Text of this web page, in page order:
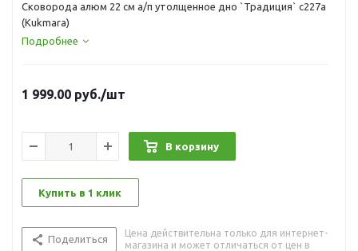
Сковорода алюм 22 см а/п утолщенное дно `Традиция` с227а
(Kukmara)
Подробнее
1 999.00 руб./шт
В корзину
Купить в 1 клик
Поделиться
Цена действительна только для интернет-
магазина и может отличаться от цен в